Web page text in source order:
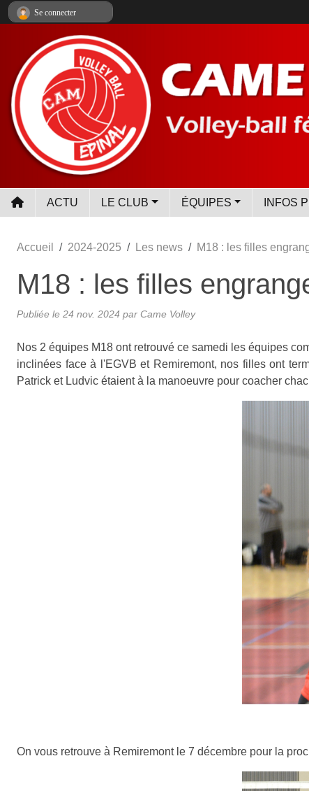
ACTU LE CLUB ÉQUIPES INFOS
Accueil 2024-2025 Les news M18 : les filles
M18 : les filles
Publiée le 24 nov. 2024 par Came Volley
Nos 2 équipes M18 ont retrouvé ce samedi les équipes
inclinées face à l'EGVB et Remiremont, nos filles ont
Patrick et Ludvic étaient à la manoeuvre pour coacher
On vous retrouve à Remiremont le 7 décembre pour la
Se connecter
Panneau de gestion des cookies